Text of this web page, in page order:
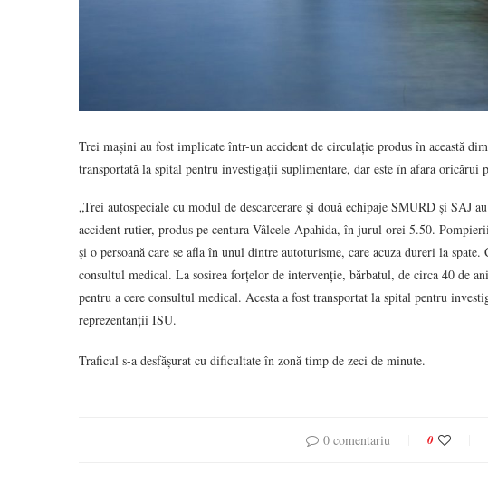
Trei mașini au fost implicate într-un accident de circulație produs în această
transportată la spital pentru investigații suplimentare, dar este în afara oricărui
„Trei autospeciale cu modul de descarcerare și două echipaje SMURD și SAJ
accident rutier, produs pe centura Vâlcele-Apahida, în jurul orei 5.50.
și o persoană care se afla în unul dintre autoturisme, care acuza dureri la
consultul medical. La sosirea forțelor de intervenție, bărbatul, de circa 40 de
pentru a cere consultul medical. Acesta a fost transportat la spital pentru
reprezentanții ISU.
Traficul s-a desfășurat cu dificultate în zonă timp de zeci de minute.
0 comentariu 0